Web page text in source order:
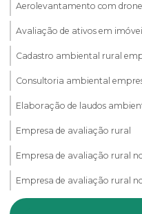
Aerolevantamento com
Avaliação de ativos em
Cadastro ambiental rural
Consultoria ambiental
Elaboração de laudos
Empresa de avaliação rural
Empresa de avaliação rural
Empresa de avaliação rural